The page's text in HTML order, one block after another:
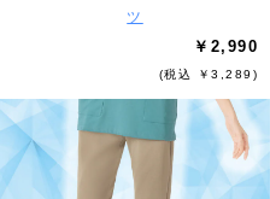
ツ
￥2,990
(税込 ￥3,289)